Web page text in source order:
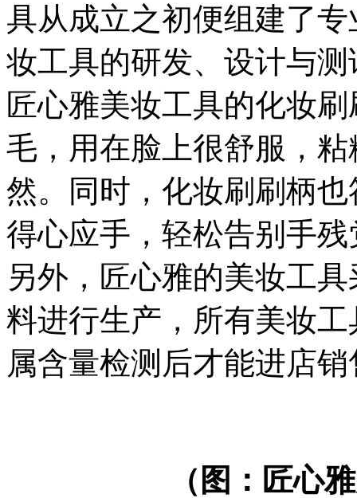
具从成立之初便组建了
妆工具的研发、设计与
匠心雅美妆工具的化妆
毛，用在脸上很舒服，
然。同时，化妆刷刷柄
得心应手，轻松告别手
另外，匠心雅的美妆工
料进行生产，所有美妆
属含量检测后才能进店销
（图：匠心